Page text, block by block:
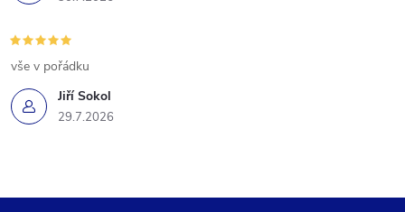
Jiří Sokol
29.7.2026
vše v pořádku